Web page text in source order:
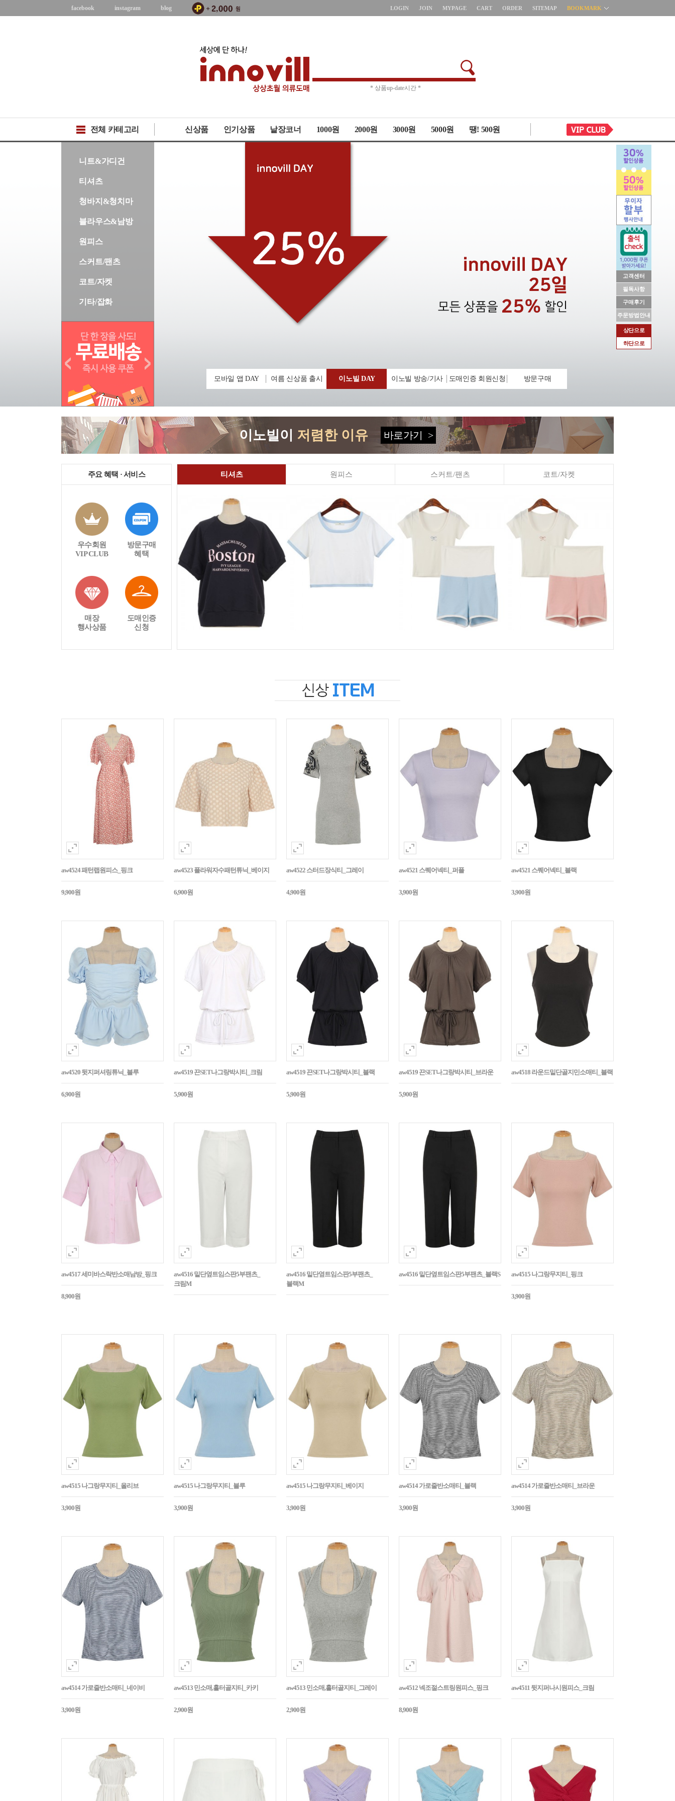
고객센터
필독사항
구매후기
주문방법안내
상단으로
하단으로
facebook instagram blog LOGIN JOIN MYPAGE CART ORDER SITEMAP BOOKMARK
* 주문취소 제한 *
* 상품up-date시간 *
전체 카테고리 신상품 인기상품 낱장코너 1000원 2000원 3000원 5000원 땡! 500원
니트&가디건
티셔츠
청바지&청치마
블라우스&남방
원피스
스커트/팬츠
코트/자켓
기타/잡화
모바일 앱 DAY 여름 신상품 출시 이노빌 DAY 이노빌 방송/기사 도매인증 회원신청 방문구매
이노빌이 저렴한 이유 바로가기 >
주요 혜택 · 서비스
우수회원
VIP CLUB
방문구매
혜택
매장
행사상품
도매인증
신청
티셔츠 원피스 스커트/팬츠 코트/자켓
aw4524 패턴랩원피스_핑크
9,900원
aw4523 플라워자수패턴튜닉_베이지
6,900원
aw4522 스터드장식티_그레이
4,900원
aw4521 스퀘어넥티_퍼플
3,900원
aw4521 스퀘어넥티_블랙
3,900원
aw4520 뒷지퍼셔링튜닉_블루
6,900원
aw4519 끈SET나그랑박시티_크림
5,900원
aw4519 끈SET나그랑박시티_블랙
5,900원
aw4519 끈SET나그랑박시티_브라운
5,900원
aw4518 라운드밑단골지민소매티_블랙
aw4517 세미바스락반소매남방_핑크
8,900원
aw4516 밑단옆트임스판5부팬츠_
크림M
aw4516 밑단옆트임스판5부팬츠_
블랙M
aw4516 밑단옆트임스판5부팬츠_블랙S aw4515 나그랑무지티_핑크
3,900원
aw4515 나그랑무지티_올리브
3,900원
aw4515 나그랑무지티_블루
3,900원
aw4515 나그랑무지티_베이지
3,900원
aw4514 가로줄반소매티_블랙
3,900원
aw4514 가로줄반소매티_브라운
3,900원
aw4514 가로줄반소매티_네이비
3,900원
aw4513 민소매,홀터골지티_카키
2,900원
aw4513 민소매,홀터골지티_그레이
2,900원
aw4512 넥조절스트링원피스_핑크
8,900원
aw4511 뒷지퍼나시원피스_크림